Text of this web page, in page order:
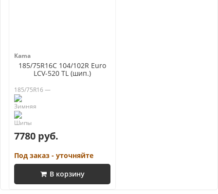
Kama
185/75R16C 104/102R Euro
LCV-520 TL (шип.)
185/75R16 —
7780 руб.
Под заказ - уточняйте
В корзину